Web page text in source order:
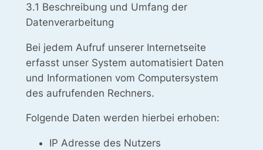
3.1 Beschreibung und Umfang der
Datenverarbeitung
Bei jedem Aufruf unserer Internetseite
erfasst unser System automatisiert Daten
und Informationen vom Computersystem
des aufrufenden Rechners.
Folgende Daten werden hierbei erhoben:
IP Adresse des Nutzers